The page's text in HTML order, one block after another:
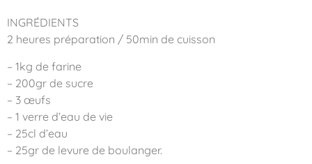
INGRÉDIENTS
2 heures préparation / 50min de cuisson
– 1kg de farine
– 200gr de sucre
– 3 œufs
– 1 verre d’eau de vie
– 25cl d’eau
– 25gr de levure de boulanger.